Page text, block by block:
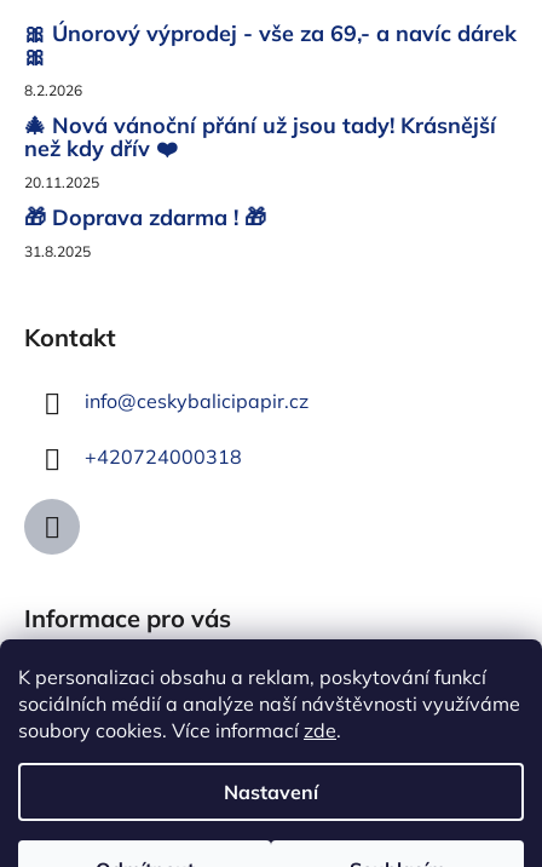
K personalizaci obsahu a reklam, poskytování funkcí
sociálních médií a analýze naší návštěvnosti využíváme
soubory cookies. Více informacízde.
Nastavení
🎀 Únorový výprodej - vše za 69,- a navíc dárek
🎀
8.2.2026
🎄 Nová vánoční přání už jsou tady! Krásnější
než kdy dřív ❤️
20.11.2025
🎁 Doprava zdarma ! 🎁
31.8.2025
Kontakt
info@ceskybalicipapir.cz
+420724000318
Informace pro vás
Jak nakupovat
Obchodní podmínky
Podmínky ochrany osobních údajů
Vytvořil Shoptet